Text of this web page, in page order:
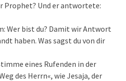
Prophet? Und er antwortete:
Wer bist du? Damit wir Antwort
haben. Was sagst du von dir
eines Rufenden in der
des Herrn«, wie Jesaja, der